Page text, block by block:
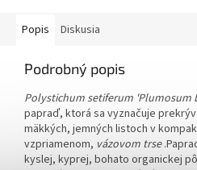
Popis Diskusia
Podrobný popis
Polystichum setiferum 'Plumosum
papraď, ktorá sa vyznačuje
mäkkých, jemných listoch v
vzpriamenom, vázovom trse.
kyslej, kyprej, bohato organickej